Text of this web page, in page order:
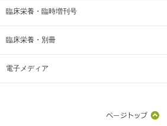
臨床栄養・臨時増刊号
臨床栄養・別冊
電子メディア